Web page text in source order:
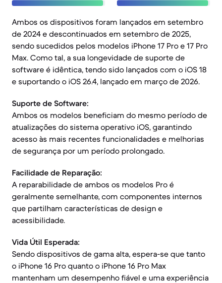
Ambos os dispositivos foram lançados em setembro
de 2024 e descontinuados em setembro de 2025,
sendo sucedidos pelos modelos iPhone 17 Pro e 17 Pro
Max. Como tal, a sua longevidade de suporte de
software é idêntica, tendo sido lançados com o iOS 18
e suportando o iOS 26.4, lançado em março de 2026.
Suporte de Software:
Ambos os modelos beneficiam do mesmo período de
atualizações do sistema operativo iOS, garantindo
acesso às mais recentes funcionalidades e melhorias
de segurança por um período prolongado.
Facilidade de Reparação:
A reparabilidade de ambos os modelos Pro é
geralmente semelhante, com componentes internos
que partilham características de design e
acessibilidade.
Vida Útil Esperada:
Sendo dispositivos de gama alta, espera-se que tanto
o iPhone 16 Pro quanto o iPhone 16 Pro Max
mantenham um desempenho fiável e uma experiência